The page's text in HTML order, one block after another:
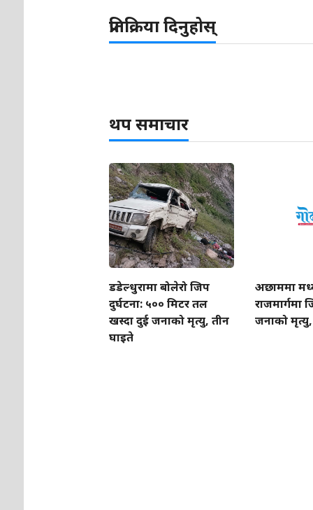
प्रतिक्रिया दिनुहोस्
थप समाचार
डडेल्धुरामा बोलेरो जिप
दुर्घटना: ५०० मिटर तल
खस्दा दुई जनाको मृत्यु, तीन
घाइते
अछाममा
राजमार्गमा
जनाको